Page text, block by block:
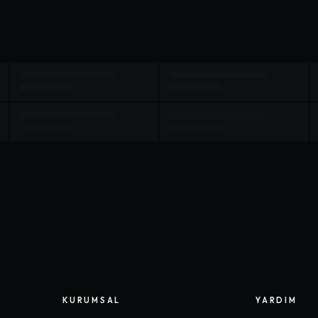
KURUMSAL YARDIM